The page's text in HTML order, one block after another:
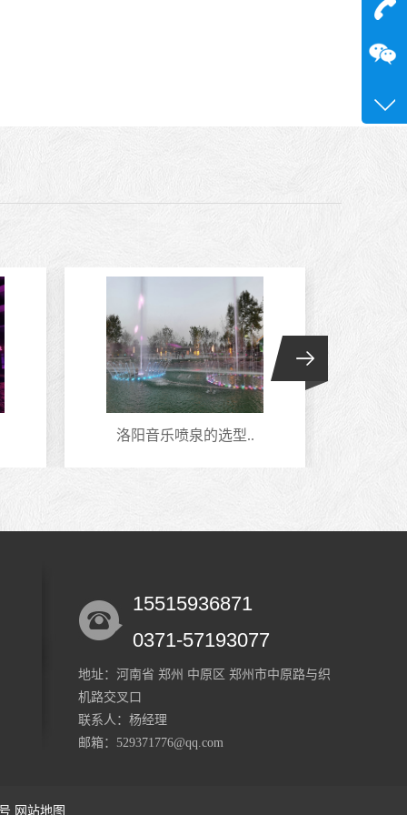
洛阳音乐喷泉的选型..
15515936871
0371-57193077
地址：河南省 郑州 中原区 郑州市中原路与织
机路交叉口
联系人：杨经理
邮箱：529371776@qq.com
网站地图
在
咨询